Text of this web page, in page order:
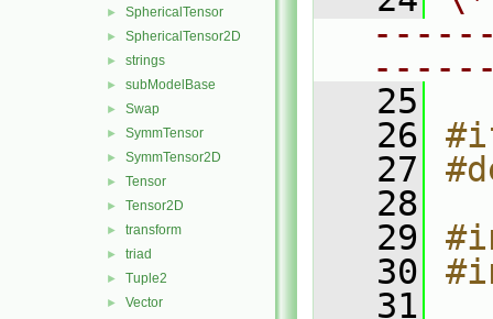
► SphericalTensor
► SphericalTensor2D
► strings
► subModelBase
► Swap
► SymmTensor
► SymmTensor2D
► Tensor
► Tensor2D
► transform
► triad
► Tuple2
► Vector
   25
   26
   27
   28
   29
   30
   31